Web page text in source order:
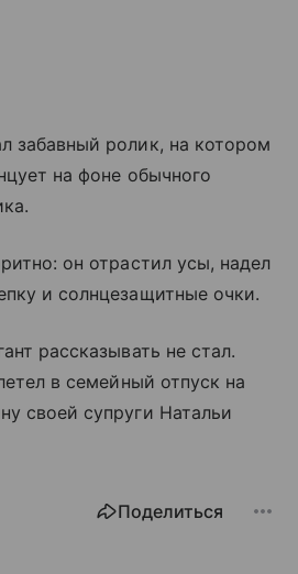
забавный ролик, на котором
на фоне обычного
он отрастил усы, надел
и солнцезащитные очки.
рассказывать не стал.
в семейный отпуск на
своей супруги Натальи
Поделиться